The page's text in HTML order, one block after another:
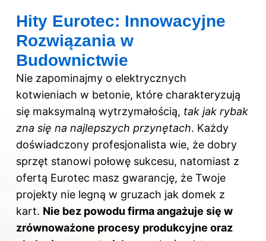
Hity Eurotec: Innowacyjne
Rozwiązania w
Budownictwie
Nie zapominajmy o elektrycznych
kotwieniach w betonie, które charakteryzują
się maksymalną wytrzymałością, tak jak rybak
zna się na najlepszych przynętach. Każdy
doświadczony profesjonalista wie, że dobry
sprzęt stanowi połowę sukcesu, natomiast z
ofertą Eurotec masz gwarancję, że Twoje
projekty nie legną w gruzach jak domek z
kart. Nie bez powodu firma angażuje się w
zrównoważone procesy produkcyjne oraz